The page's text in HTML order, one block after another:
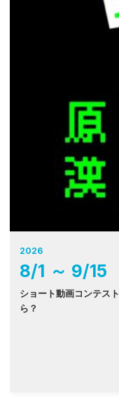
2026
8/1 ～ 9/15
ショート動画コンテス
ら？